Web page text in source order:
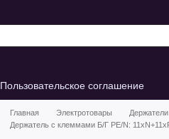
Пользовательское соглашение
Главная Электротовары Держатели
Держатель с клеммами Б/Г PE/N: